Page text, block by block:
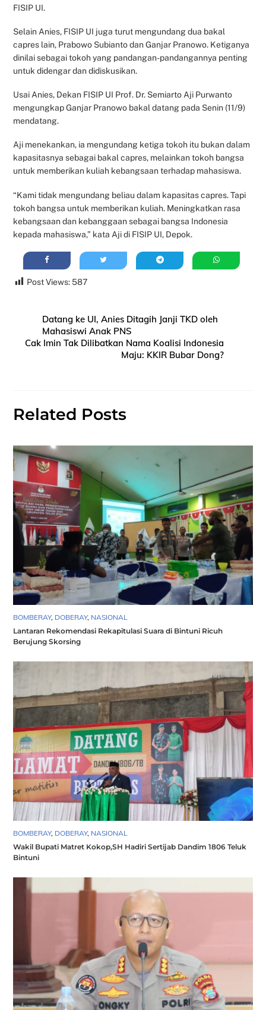
FISIP UI.
Selain Anies, FISIP UI juga turut mengundang dua bakal
capres lain, Prabowo Subianto dan Ganjar Pranowo. Ketiganya
dinilai sebagai tokoh yang pandangan-pandangannya penting
untuk didengar dan didiskusikan.
Usai Anies, Dekan FISIP UI Prof. Dr. Semiarto Aji Purwanto
mengungkap Ganjar Pranowo bakal datang pada Senin (11/9)
mendatang.
Aji menekankan, ia mengundang ketiga tokoh itu bukan dalam
kapasitasnya sebagai bakal capres, melainkan tokoh bangsa
untuk memberikan kuliah kebangsaan terhadap mahasiswa.
“Kami tidak mengundang beliau dalam kapasitas capres. Tapi
tokoh bangsa untuk memberikan kuliah. Meningkatkan rasa
kebangsaan dan kebanggaan sebagai bangsa Indonesia
kepada mahasiswa,” kata Aji di FISIP UI, Depok.
Post Views: 587
Datang ke UI, Anies Ditagih Janji TKD oleh
Mahasiswi Anak PNS
Cak Imin Tak Dilibatkan Nama Koalisi Indonesia
Maju: KKIR Bubar Dong?
Related Posts
BOMBERAY, DOBERAY, NASIONAL
Lantaran Rekomendasi Rekapitulasi Suara di Bintuni Ricuh
Berujung Skorsing
BOMBERAY, DOBERAY, NASIONAL
Wakil Bupati Matret Kokop,SH Hadiri Sertijab Dandim 1806 Teluk
Bintuni